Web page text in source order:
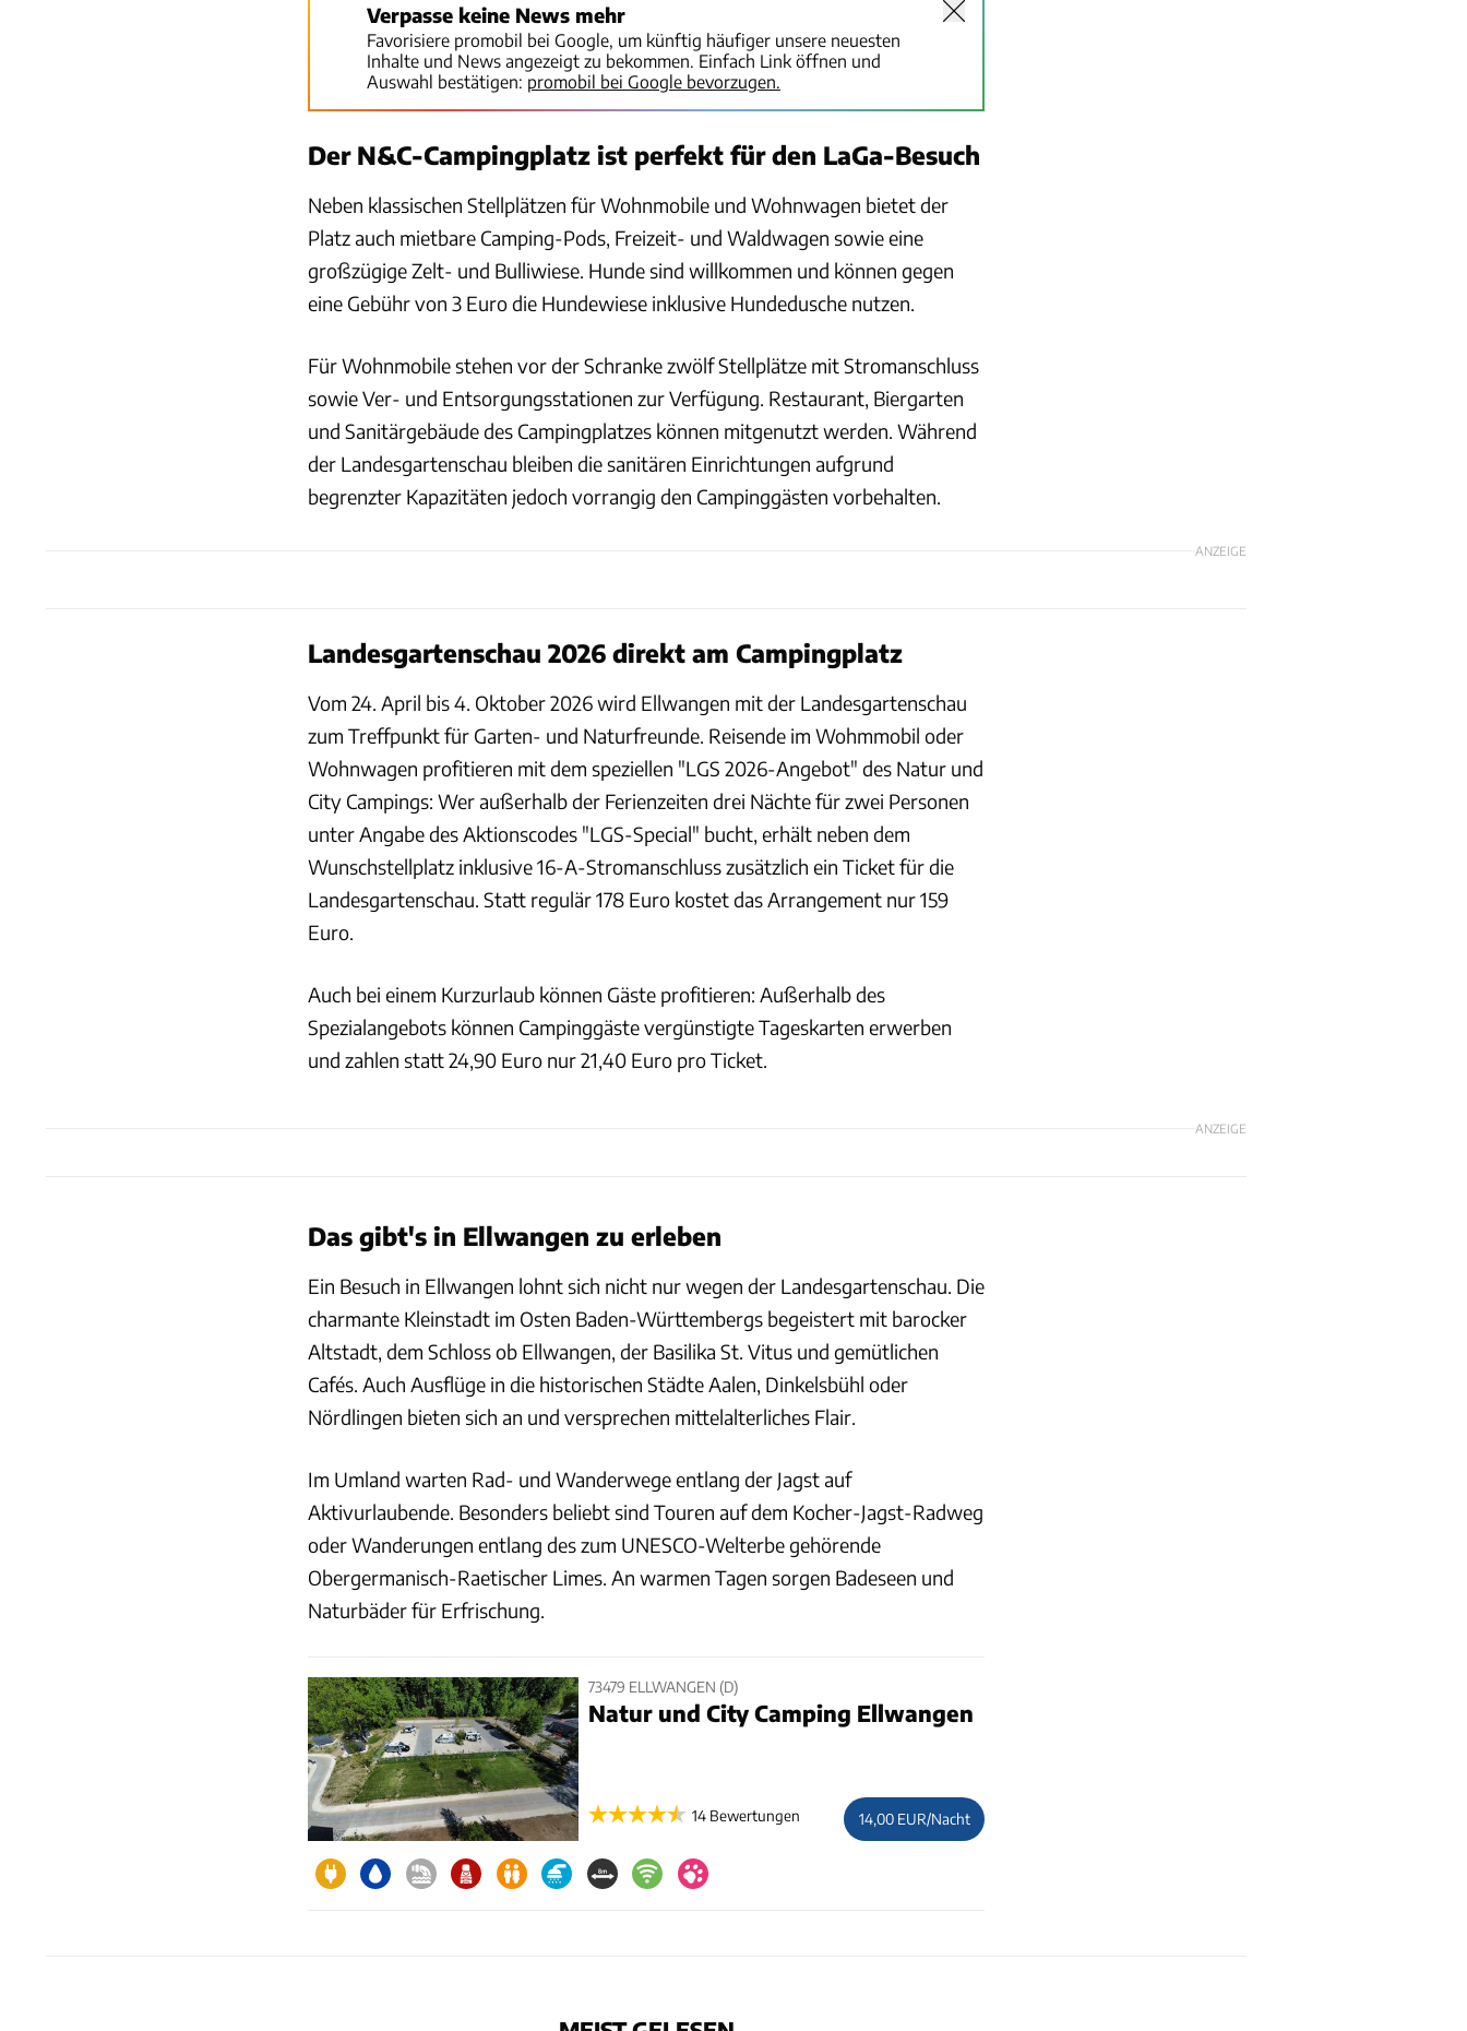
Verpasse keine News mehr
Favorisiere promobil bei Google, um künftig häufiger unsere neuesten
Inhalte und News angezeigt zu bekommen. Einfach Link öffnen und
Auswahl bestätigen: promobil bei Google bevorzugen.
Der N&C-Campingplatz ist perfekt für den LaGa-Besuch
Neben klassischen Stellplätzen für Wohnmobile und Wohnwagen bietet der
Platz auch mietbare Camping-Pods, Freizeit- und Waldwagen sowie eine
großzügige Zelt- und Bulliwiese. Hunde sind willkommen und können gegen
eine Gebühr von 3 Euro die Hundewiese inklusive Hundedusche nutzen.
Für Wohnmobile stehen vor der Schranke zwölf Stellplätze mit Stromanschluss
sowie Ver- und Entsorgungsstationen zur Verfügung. Restaurant, Biergarten
und Sanitärgebäude des Campingplatzes können mitgenutzt werden. Während
der Landesgartenschau bleiben die sanitären Einrichtungen aufgrund
begrenzter Kapazitäten jedoch vorrangig den Campinggästen vorbehalten.
ANZEIGE
Landesgartenschau 2026 direkt am Campingplatz
Vom 24. April bis 4. Oktober 2026 wird Ellwangen mit der Landesgartenschau
zum Treffpunkt für Garten- und Naturfreunde. Reisende im Wohmmobil oder
Wohnwagen profitieren mit dem speziellen "LGS 2026-Angebot" des Natur und
City Campings: Wer außerhalb der Ferienzeiten drei Nächte für zwei Personen
unter Angabe des Aktionscodes "LGS-Special" bucht, erhält neben dem
Wunschstellplatz inklusive 16-A-Stromanschluss zusätzlich ein Ticket für die
Landesgartenschau. Statt regulär 178 Euro kostet das Arrangement nur 159
Euro.
Auch bei einem Kurzurlaub können Gäste profitieren: Außerhalb des
Spezialangebots können Campinggäste vergünstigte Tageskarten erwerben
und zahlen statt 24,90 Euro nur 21,40 Euro pro Ticket.
ANZEIGE
Das gibt's in Ellwangen zu erleben
Ein Besuch in Ellwangen lohnt sich nicht nur wegen der Landesgartenschau. Die
charmante Kleinstadt im Osten Baden-Württembergs begeistert mit barocker
Altstadt, dem Schloss ob Ellwangen, der Basilika St. Vitus und gemütlichen
Cafés. Auch Ausflüge in die historischen Städte Aalen, Dinkelsbühl oder
Nördlingen bieten sich an und versprechen mittelalterliches Flair.
Im Umland warten Rad- und Wanderwege entlang der Jagst auf
Aktivurlaubende. Besonders beliebt sind Touren auf dem Kocher-Jagst-Radweg
oder Wanderungen entlang des zum UNESCO-Welterbe gehörende
Obergermanisch-Raetischer Limes. An warmen Tagen sorgen Badeseen und
Naturbäder für Erfrischung.
73479 ELLWANGEN (D)
Natur und City Camping Ellwangen
14 Bewertungen 14,00 EUR/Nacht